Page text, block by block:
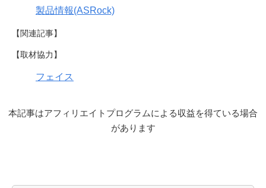
製品情報(ASRock)
【関連記事】
【取材協力】
フェイス
本記事はアフィリエイトプログラムによる収益を得ている場合
があります